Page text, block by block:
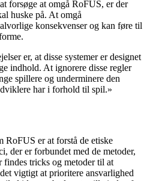
forsøge at omgå RoFUS, er der
huske på. At omgå
konsekvenser og kan føre til
er, at disse systemer er designet
indhold. At ignorere disse regler
spillere og underminere den
har i forhold til spil.»
RoFUS er at forstå de etiske
der er forbundet med de metoder,
tricks og metoder til at
vigtigt at prioritere ansvarlighed